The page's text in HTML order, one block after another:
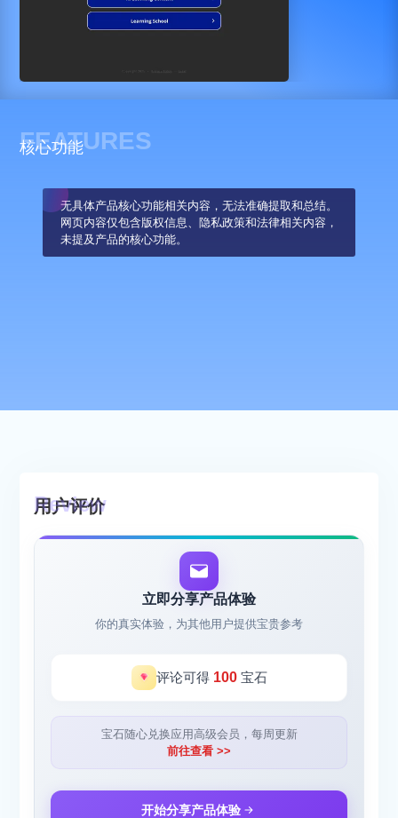
FEATURES
核心功能
无具体产品核心功能相关内容，无法准确提取和总结。
网页内容仅包含版权信息、隐私政策和法律相关内容，
未提及产品的核心功能。
用户评价
立即分享产品体验
你的真实体验，为其他用户提供宝贵参考
评论可得 100宝石
宝石随心兑换应用高级会员，每周更新
前往查看 >>
开始分享产品体验